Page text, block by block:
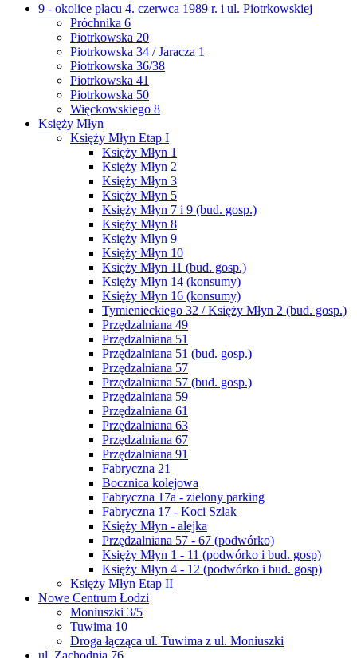
9 - okolice placu 4. czerwca 1989 r. i ul. Piotrkowskiej
Próchnika 6
Piotrkowska 20
Piotrkowska 34 / Jaracza 1
Piotrkowska 36/38
Piotrkowska 41
Piotrkowska 50
Więckowskiego 8
Księży Młyn
Księży Młyn Etap I
Księży Młyn 1
Księży Młyn 2
Księży Młyn 3
Księży Młyn 5
Księży Młyn 7 i 9 (bud. gosp.)
Księży Młyn 8
Księży Młyn 9
Księży Młyn 10
Księży Młyn 11 (bud. gosp.)
Księży Młyn 14 (konsumy)
Księży Młyn 16 (konsumy)
Tymienieckiego 32 / Księży Młyn 2 (bud. gosp.)
Przędzalniana 49
Przędzalniana 51
Przędzalniana 51 (bud. gosp.)
Przędzalniana 57
Przędzalniana 57 (bud. gosp.)
Przędzalniana 59
Przędzalniana 61
Przędzalniana 63
Przędzalniana 67
Przędzalniana 91
Fabryczna 21
Bocznica kolejowa
Fabryczna 17a - zielony parking
Fabryczna 17 - Koci Szlak
Księży Młyn - alejka
Przędzalniana 57 - 67 (podwórko)
Księży Młyn 1 - 11 (podwórko i bud. gosp)
Księży Młyn 4 - 12 (podwórko i bud. gosp)
Księży Młyn Etap II
Nowe Centrum Łodzi
Moniuszki 3/5
Tuwima 10
Droga łącząca ul. Tuwima z ul. Moniuszki
ul. Zachodnia 76